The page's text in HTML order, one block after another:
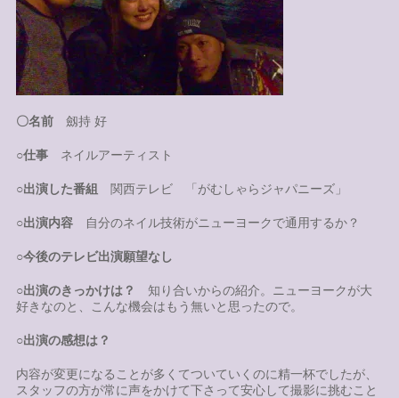
〇名前 劔持 好
○仕事 ネイルアーティスト
○出演した番組 関西テレビ 「がむしゃらジャパニーズ」
○出演内容 自分のネイル技術がニューヨークで通用するか？
○今後のテレビ出演願望なし
○出演のきっかけは？
知り合いからの紹介。ニューヨークが大
好きなのと、こんな機会はもう無いと思ったので。
○出演の感想は？
内容が変更になることが多くてついていくのに精一杯でしたが、
スタッフの方が常に声をかけて下さって安心して撮影に挑むこと